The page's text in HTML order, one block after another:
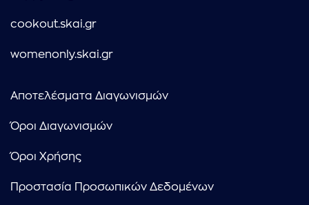
cookout.skai.gr
womenonly.skai.gr
Αποτελέσματα Διαγωνισμών
Όροι Διαγωνισμών
Όροι Χρήσης
Προστασία Προσωπικών Δεδομένων